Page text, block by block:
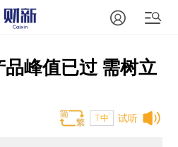
峰值已过 需树立
试听
T中